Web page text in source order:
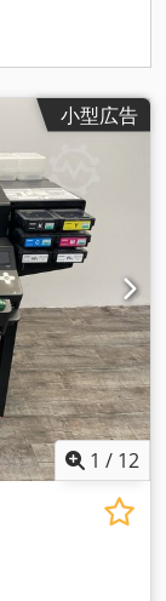
小型広告
1 / 12